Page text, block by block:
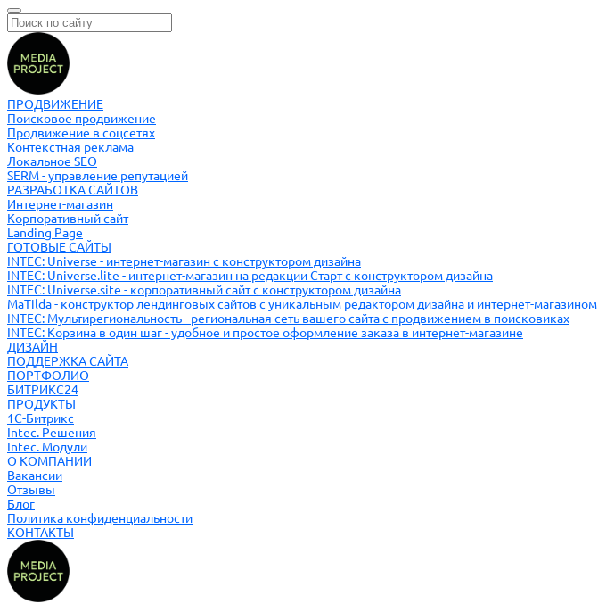
ПРОДВИЖЕНИЕ
Поисковое продвижение
Продвижение в соцсетях
Контекстная реклама
Локальное SEO
SERM - управление репутацией
РАЗРАБОТКА САЙТОВ
Интернет-магазин
Корпоративный сайт
Landing Page
ГОТОВЫЕ САЙТЫ
INTEC: Universe - интернет-магазин с конструктором дизайна
INTEC: Universe.lite - интернет-магазин на редакции Старт с конструктором дизайна
INTEC: Universe.site - корпоративный сайт с конструктором дизайна
MaTilda - конструктор лендинговых сайтов с уникальным редактором дизайна и интернет-магазином
INTEC: Мультирегиональность - региональная сеть вашего сайта с продвижением в поисковиках
INTEC: Корзина в один шаг - удобное и простое оформление заказа в интернет-магазине
ДИЗАЙН
ПОДДЕРЖКА САЙТА
ПОРТФОЛИО
БИТРИКС24
ПРОДУКТЫ
1С-Битрикс
Intec. Решения
Intec. Модули
О КОМПАНИИ
Вакансии
Отзывы
Блог
Политика конфиденциальности
КОНТАКТЫ